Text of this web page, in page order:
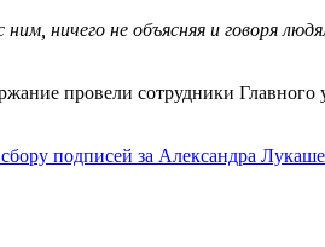
ничего не объясняя и говоря
провели сотрудники Главного
подписей за Александра